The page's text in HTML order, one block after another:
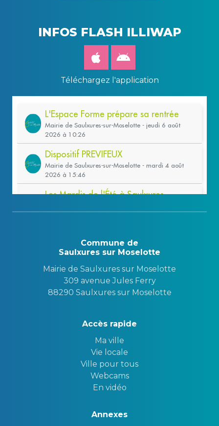
INFOS FLASH ILLIWAP
Téléchargez l'application
Commune de
Saulxures sur Moselotte
Mairie de Saulxures sur Moselotte
309 avenue Jules Ferry
88290 Saulxures sur Moselotte
Accès rapide
Ma ville
Vie locale
Ville pour tous
Webcams
En vidéo
Annexes